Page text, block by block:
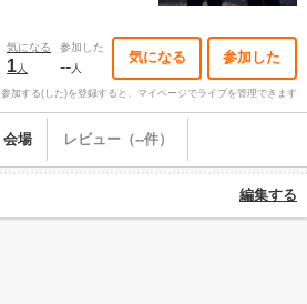
気になる
1人
参加した
--人
気になる 参加した
参加する(した)を登録すると、マイページでライブを管理できます
会場 レビュー（--件）
編集する